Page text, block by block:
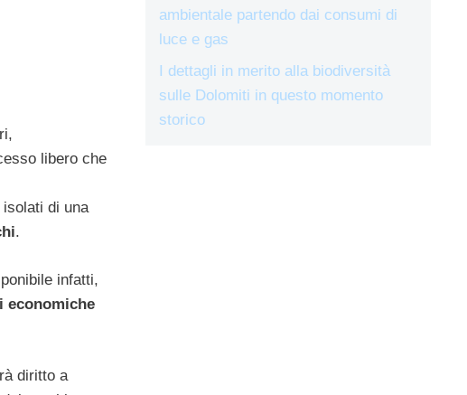
libero che
di una
.
infatti,
economiche
diritto a
ambientale partendo dai consumi di
luce e gas
I dettagli in merito alla biodiversità
sulle Dolomiti in questo momento
storico